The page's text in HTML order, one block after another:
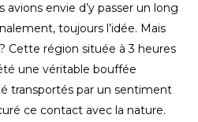
avions envie d’y passer un long
toujours l’idée. Mais
? Cette région située à 3 heures
une véritable bouffée
transportés par un sentiment
ce contact avec la nature.